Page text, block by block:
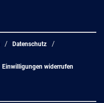
Datenschutz
Einwilligungen widerrufen